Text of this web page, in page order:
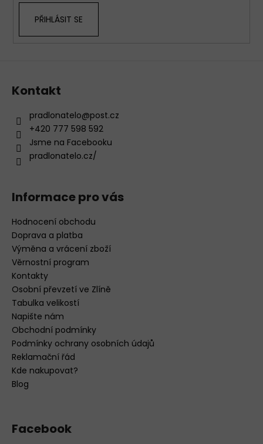
PŘIHLÁSIT SE
Kontakt
pradlonatelo@post.cz
+420 777 598 592
Jsme na Facebooku
pradlonatelo.cz/
Informace pro vás
Hodnocení obchodu
Doprava a platba
Výměna a vrácení zboží
Věrnostní program
Kontakty
Osobní převzetí ve Zlíně
Tabulka velikostí
Napište nám
Obchodní podmínky
Podmínky ochrany osobních údajů
Reklamační řád
Kde nakupovat?
Blog
Facebook